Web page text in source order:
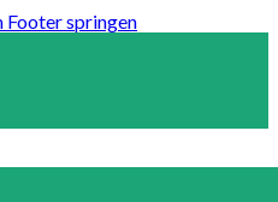
Footer springen